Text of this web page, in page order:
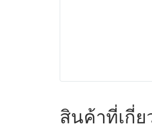
สินค้าที่เกี่ย